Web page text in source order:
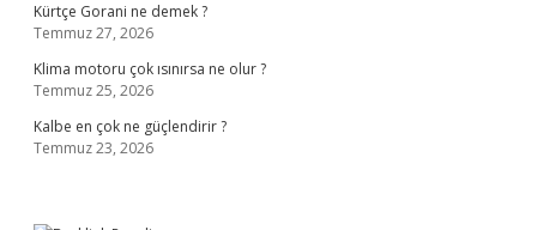
Kürtçe Gorani ne demek ?
Temmuz 27, 2026
Klima motoru çok ısınırsa ne olur ?
Temmuz 25, 2026
Kalbe en çok ne güçlendirir ?
Temmuz 23, 2026